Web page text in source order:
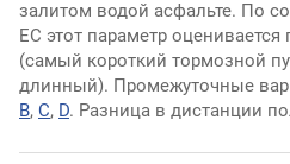
залитом водой асфальте. По
ЕС этот параметр
(самый короткий тормозной
длинный). Промежуточные
B, C, D. Разница в дистанции